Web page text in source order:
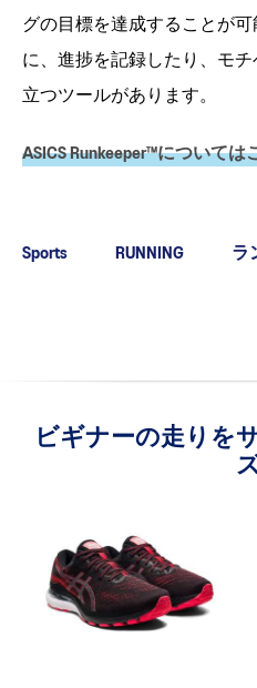
グの目標を達成することが
に、進捗を記録したり、モ
立つツールがあります。
ASICS Runkeeper™については
Sports RUNNING ラ
ビギナーの走りを